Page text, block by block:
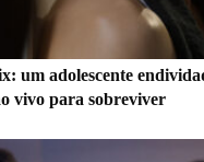
um adolescente
vivo para sobreviver